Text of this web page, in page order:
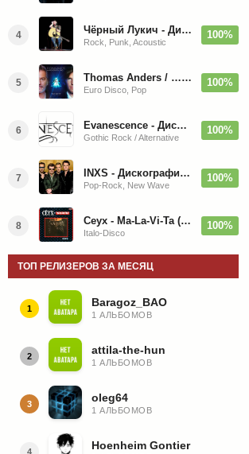
4 Чёрный Лукич - Дискография (1987-2014)
Rock, Punk, Acoustic
100%
5 Thomas Anders / … Sings Modern Talking: The Best hi-res
Euro Disco, Pop
100%
6 Evanescence - Дискография (1998-2026)
Gothic Rock / Alternative
100%
7 INXS - Дискография (1981-2004)
Pop-Rock, New Wave
100%
8 Ceyx - Ma-La-Vi-Ta (12'' Maxi-Single)
Italo-Disco
100%
ТОП РЕЛИЗЕРОВ ЗА МЕСЯЦ
1 Baragoz_BAO
1 АЛЬБОМОВ
2 attila-the-hun
1 АЛЬБОМОВ
3 oleg64
1 АЛЬБОМОВ
4 Hoenheim Gontier